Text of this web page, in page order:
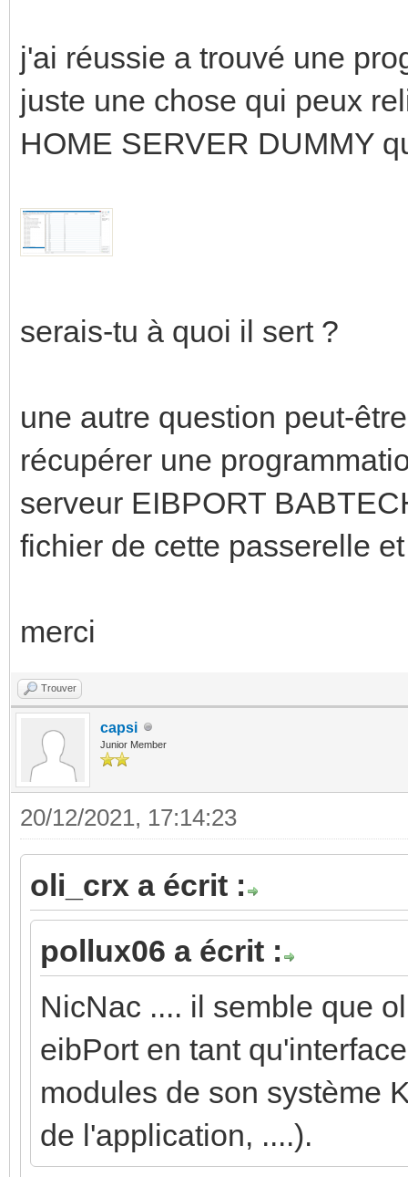
j'ai réussie a trouvé une
juste une chose qui peux
HOME SERVER DUMMY
serais-tu à quoi il sert ?
une autre question peut-
récupérer une
serveur EIBPORT
fichier de cette passerelle
merci
Trouver
capsi
Junior Member
20/12/2021, 17:14:23
oli_crx a écrit :
pollux06 a écrit :
NicNac .... il semble que
eibPort en tant
modules de son système
de l'application, ....).